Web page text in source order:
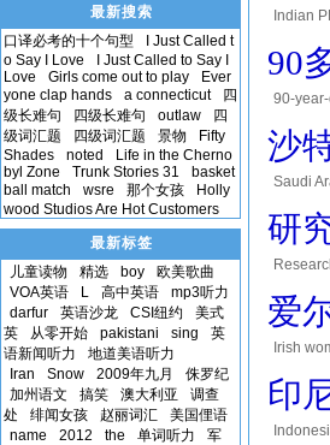
Indian
90
90-
沙
Saudi
研
爱
Irish
印
最新搜索
口译必考的十个句型
I Just Called t
o Say I Love
I Just Called to Say I
Love
Girls come out to play
Ever
yone clap hands
a connecticut
四
级长难句
四级长难句 outlaw
四
级词汇题
四级词汇题 景物
Fifty
Shades
noted
Life in the Cherno
byl Zone
Trunk Stories 31
basket
ball match
wsre 那个女孩
Holly
wood Studios Are Hot Customers
最新标签
儿童读物
精选 boy
欧美歌曲
VOA英语
L 高中英语
mp3听力
darfur
英语沙龙 CSI纽约
美式
英
从零开始 pakistani sing
英
语新闻听力
地道美语听力
Iran
Snow 2009年九月
侏罗纪
加州语文
搞笑 澳大利亚
调查
处
绯闻女孩 赵丽词汇
美国俚语
name
2012 the 单词听力
军